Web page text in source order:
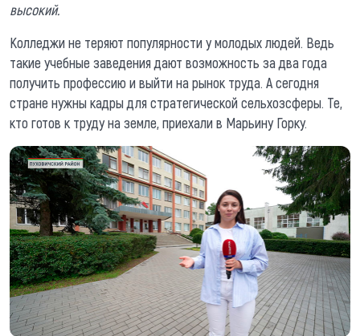
высокий.
Колледжи не теряют популярности у молодых людей. Ведь
такие учебные заведения дают возможность за два года
получить профессию и выйти на рынок труда. А сегодня
стране нужны кадры для стратегической сельхозсферы. Те,
кто готов к труду на земле, приехали в Марьину Горку.